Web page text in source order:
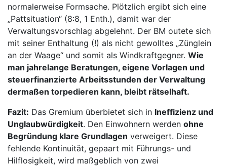
normalerweise Formsache. Plötzlich ergibt sich eine
„Pattsituation“ (8:8, 1 Enth.), damit war der
Verwaltungsvorschlag abgelehnt. Der BM outete sich
mit seiner Enthaltung (!) als nicht gewolltes „Zünglein
an der Waage“ und somit als Windkraftgegner. Wie
man jahrelange Beratungen, eigene Vorlagen und
steuerfinanzierte Arbeitsstunden der Verwaltung
dermaßen torpedieren kann, bleibt rätselhaft.
Fazit: Das Gremium überbietet sich in Ineffizienz und
Unglaubwürdigkeit. Den Einwohnern werden ohne
Begründung klare Grundlagen verweigert. Diese
fehlende Kontinuität, gepaart mit Führungs- und
Hilflosigkeit, wird maßgeblich von zwei